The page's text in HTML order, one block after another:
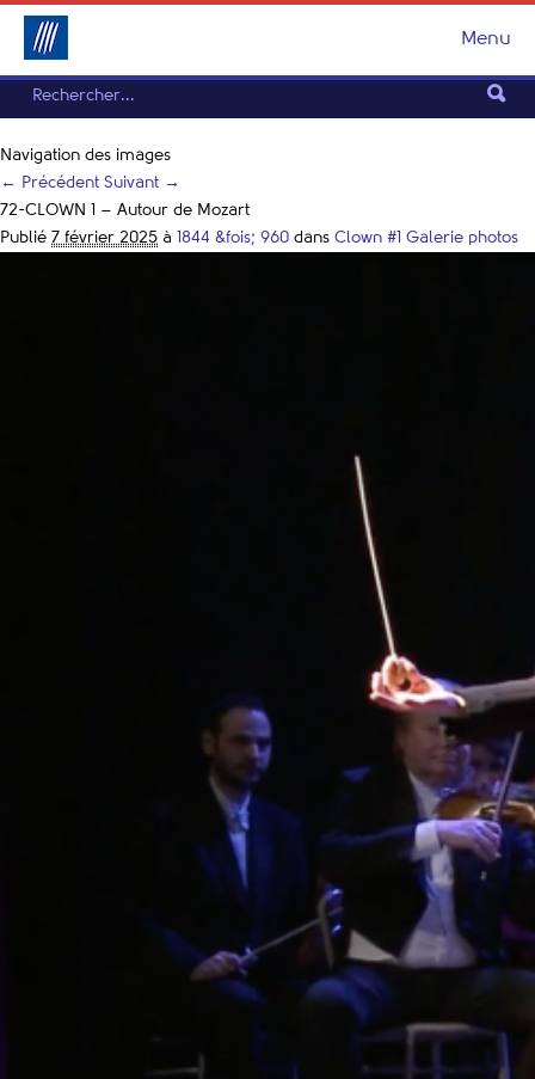
Menu
Navigation des images
← Précédent Suivant →
72-CLOWN 1 – Autour de Mozart
Publié 7 février 2025 à 1844 &fois; 960 dans Clown #1 Galerie photos